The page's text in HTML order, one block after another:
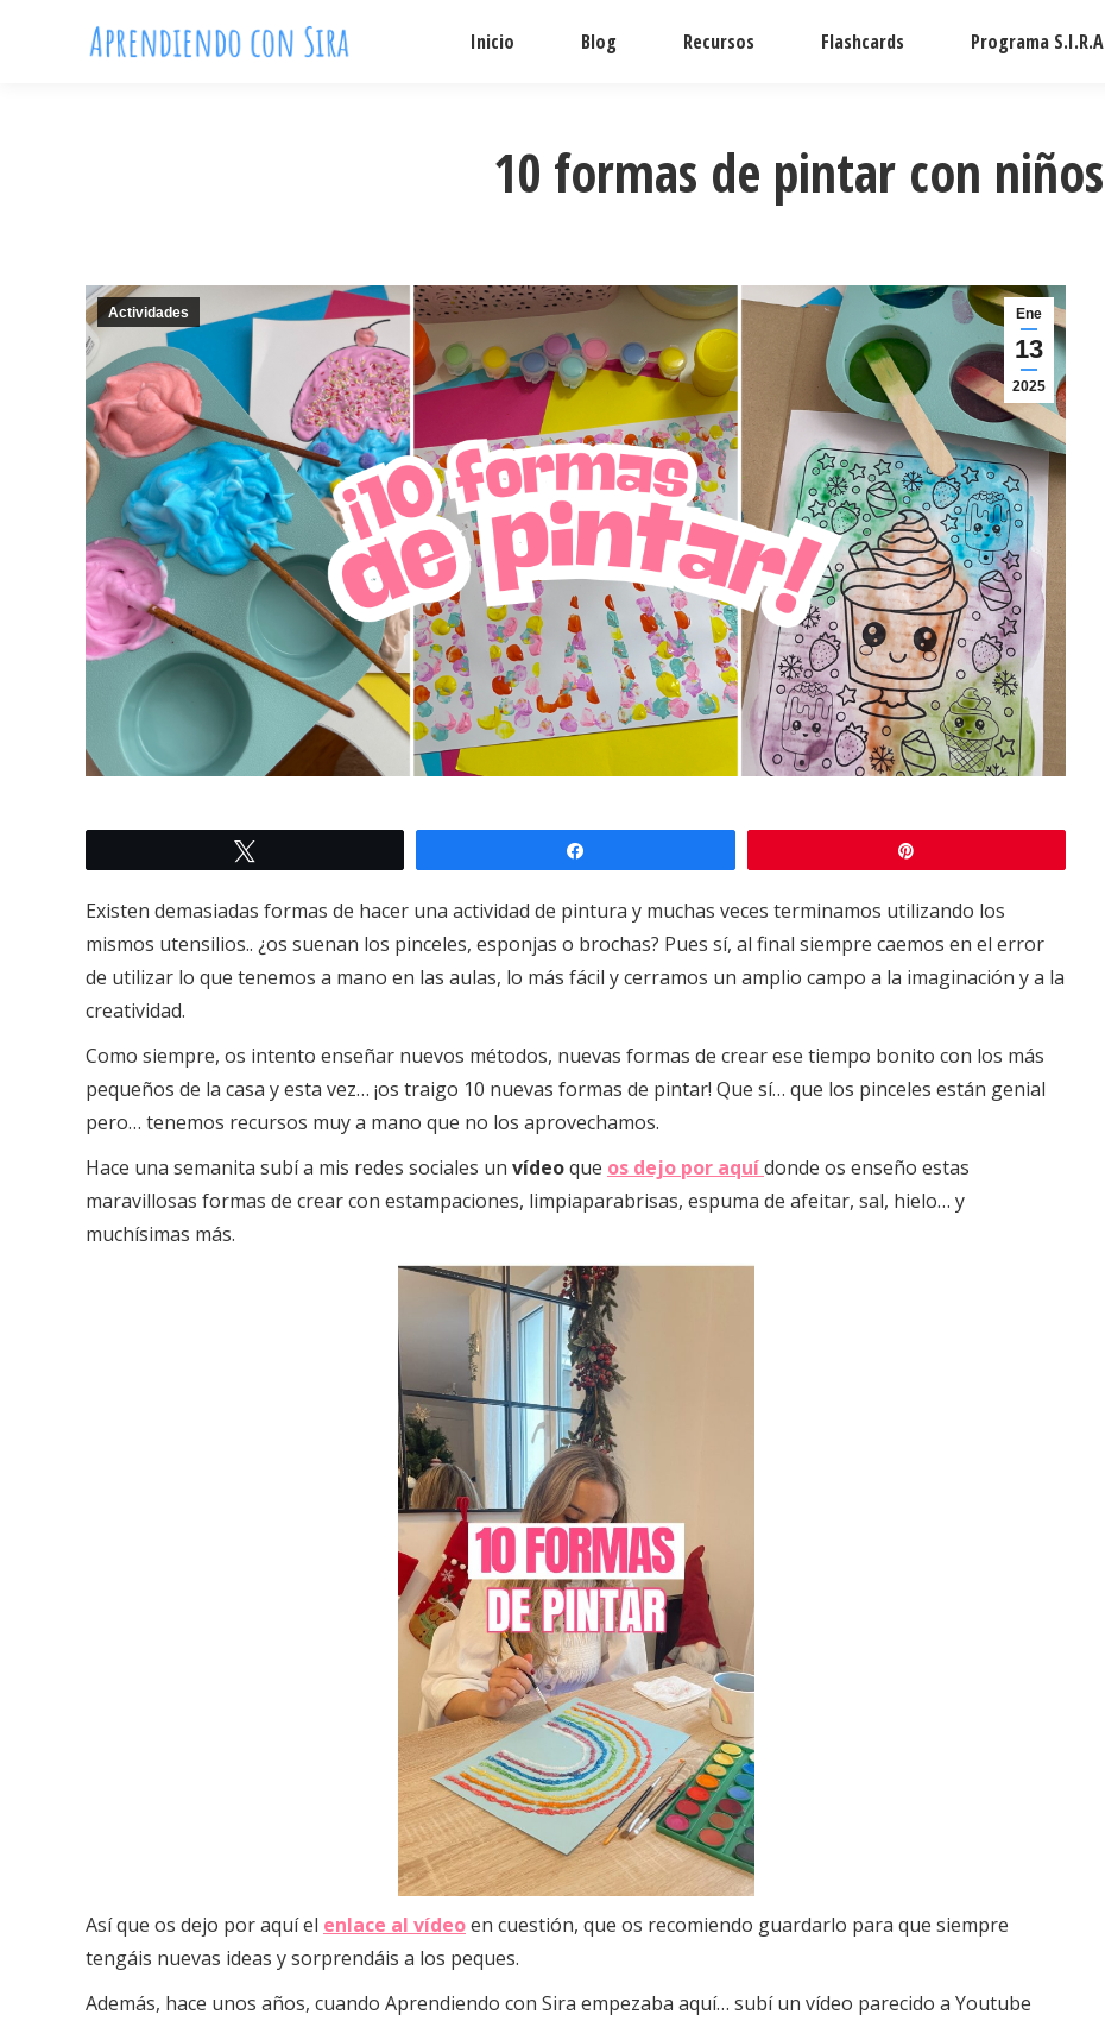
Inicio Blog Recursos Flashcards Programa S.I.R.A
10 formas de pintar con niños
Ene
13
2025
Actividades
Existen demasiadas formas de hacer una actividad de pintura y muchas veces terminamos utilizando los
mismos utensilios.. ¿os suenan los pinceles, esponjas o brochas? Pues sí, al final siempre caemos en el error
de utilizar lo que tenemos a mano en las aulas, lo más fácil y cerramos un amplio campo a la imaginación y a la
creatividad.
Como siempre, os intento enseñar nuevos métodos, nuevas formas de crear ese tiempo bonito con los más
pequeños de la casa y esta vez… ¡os traigo 10 nuevas formas de pintar! Que sí… que los pinceles están genial
pero… tenemos recursos muy a mano que no los aprovechamos.
Hace una semanita subí a mis redes sociales un vídeoque os dejo por aquídonde os enseño estas
maravillosas formas de crear con estampaciones, limpiaparabrisas, espuma de afeitar, sal, hielo… y
muchísimas más.
Así que os dejo por aquí el enlace al vídeoen cuestión, que os recomiendo guardarlo para que siempre
tengáis nuevas ideas y sorprendáis a los peques.
Además, hace unos años, cuando Aprendiendo con Sira empezaba aquí… subí un vídeo parecido a Youtube